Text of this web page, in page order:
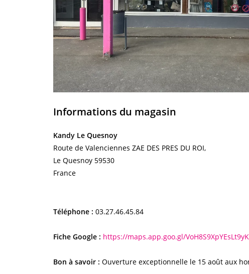
Informations du magasin
Kandy Le Quesnoy
Route de Valenciennes ZAE DES PRES DU ROI,
Le Quesnoy 59530
France
Téléphone : 03.27.46.45.84
Fiche Google : https://maps.app.goo.gl/
Bon à savoir : Ouverture exceptionnelle le 15 août aux